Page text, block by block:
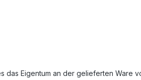
das Eigentum an der gelieferten Ware